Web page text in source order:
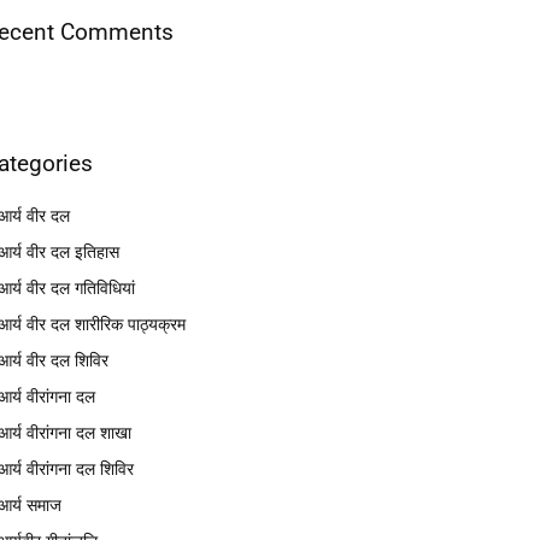
Comments
वीर दल
वीर दल इतिहास
वीर दल गतिविधियां
वीर दल शारीरिक पाठ्यक्रम
वीर दल शिविर
वीरांगना दल
वीरांगना दल शाखा
वीरांगना दल शिविर
समाज